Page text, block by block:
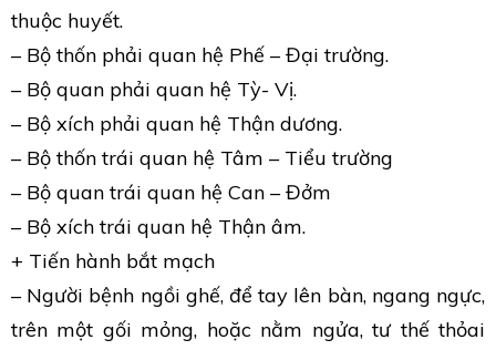
thuộc huyết.
– Bộ thốn phải quan hệ Phế – Đại trường.
– Bộ quan phải quan hệ Tỳ- Vị.
– Bộ xích phải quan hệ Thận dương.
– Bộ thốn trái quan hệ Tâm – Tiểu trường
– Bộ quan trái quan hệ Can – Đởm
– Bộ xích trái quan hệ Thận âm.
+ Tiến hành bắt mạch
– Người bệnh ngồi ghế, để tay lên bàn, ngang ngực,
trên một gối mỏng, hoặc nằm ngửa, tư thế thỏai